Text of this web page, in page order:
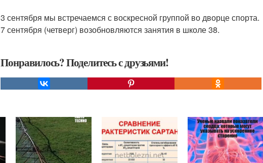
3 сентября мы встречаемся с воскресной группой во дворце спорта.
7 сентября (четверг) возобновляются занятия в школе 38.
Понравилось? Поделитесь с друзьями!